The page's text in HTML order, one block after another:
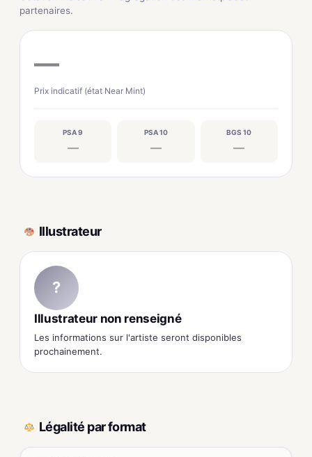
partenaires.
—
Prix indicatif (état Near Mint)
PSA 9
—
PSA 10
—
BGS 10
—
Illustrateur
?
Illustrateur non renseigné
Les informations sur l'artiste seront disponibles
prochainement.
Légalité par format